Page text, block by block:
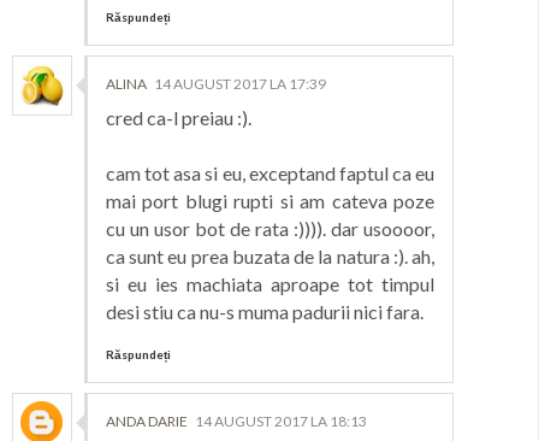
Răspundeți
ALINA 14 AUGUST 2017 LA 17:39
cred ca-l preiau :).
cam tot asa si eu, exceptand faptul ca eu
mai port blugi rupti si am cateva poze
cu un usor bot de rata :)))). dar usoooor,
ca sunt eu prea buzata de la natura :). ah,
si eu ies machiata aproape tot timpul
desi stiu ca nu-s muma padurii nici fara.
Răspundeți
ANDA DARIE 14 AUGUST 2017 LA 18:13